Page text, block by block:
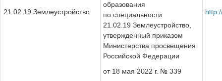
21.02.19 Землеустройство
образования
по специальности
21.02.19 Землеустройство,
утвержденный приказом
Министерства просвещения
Российской Федерации
от 18 мая 2022 г. № 339